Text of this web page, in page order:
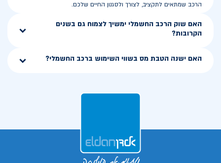
הרכב שמתאים לתקציב, לצורך ולסגנון החיים שלכם.
האם שוק הרכב החשמלי ימשיך לצמוח גם בשנים
הקרובות?
האם ישנה הטבת מס בשווי השימוש ברכב החשמלי?